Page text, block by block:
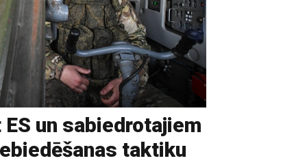
un sabiedrotajiem
taktiku